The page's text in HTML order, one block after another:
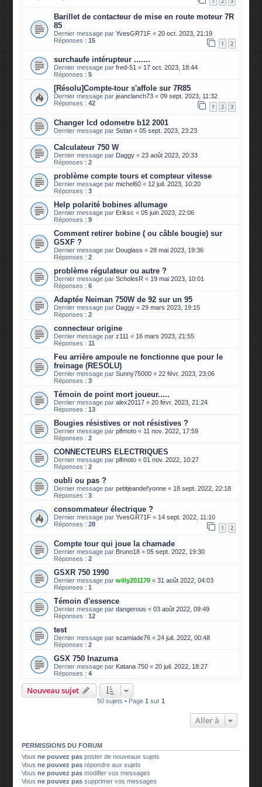
Barillet de contacteur de mise en route moteur 7R
85
Dernier message parYvesGR71F «20 oct. 2023, 21:19
Réponses :15 1 2
surchaufe intérupteur .......
Dernier message parfred-51 «17 oct. 2023, 18:44
Réponses :5
[Résolu]Compte-tour s'affole sur 7R85
Dernier message parjeanclanch73 «09 sept. 2023, 11:32
Réponses :42 1 2 3
Changer lcd odometre b12 2001
Dernier message parSstan «05 sept. 2023, 23:23
Calculateur 750 W
Dernier message par Daggy «23 août 2023, 20:33
Réponses :2
problème compte tours et compteur vitesse
Dernier message parmichel60 « 12 juil. 2023, 10:20
Réponses :3
Help polarité bobines allumage
Dernier message par Eriksc «05 juin 2023, 22:06
Réponses :9
Comment retirer bobine ( ou câble bougie) sur
GSXF ?
Dernier message par Douglass «28 mai 2023, 19:36
Réponses :2
problème régulateur ou autre ?
Dernier message parScholesR « 19 mai 2023, 10:01
Réponses :6
Adaptée Neiman 750W de 92 sur un 95
Dernier message par Daggy «29 mars 2023, 19:15
Réponses :2
connecteur origine
Dernier message parz111 « 16 mars 2023, 21:55
Réponses :11
Feu arrière ampoule ne fonctionne que pour le
freinage (RESOLU)
Dernier message parSunny75000 «22 févr. 2023, 23:06
Réponses :3
Témoin de point mort joueur.....
Dernier message paralex20117 «20 févr. 2023, 21:24
Réponses :13
Bougies résistives or not résistives ?
Dernier message parplfmoto « 11 nov. 2022, 17:59
Réponses :2
CONNECTEURS ELECTRIQUES
Dernier message parplfmoto «01 nov. 2022, 10:27
Réponses :2
oubli ou pas ?
Dernier message parpetitjeandel'yonne « 18 sept. 2022, 22:18
Réponses :3
consommateur électrique ?
Dernier message parYvesGR71F « 14 sept. 2022, 11:10
Réponses :28 1 2
Compte tour qui joue la chamade
Dernier message par Bruno18 «05 sept. 2022, 19:30
Réponses :2
GSXR 750 1990
Dernier message parwilly201170 «31 août 2022, 04:03
Réponses :1
Témoin d'essence
Dernier message pardangerous «03 août 2022, 09:49
Réponses :12
test
Dernier message parscamiade76 «24 juil. 2022, 00:48
Réponses :2
GSX 750 Inazuma
Dernier message par Katana 750 «20 juil. 2022, 18:27
Réponses :4
Nouveau sujet
50 sujets • Page 1 sur 1
Aller à
PERMISSIONS DU FORUM
Vousne pouvez pas poster de nouveaux sujets
Vousne pouvez pas répondre aux sujets
Vousne pouvez pas modifier vos messages
Vousne pouvez pas supprimer vos messages